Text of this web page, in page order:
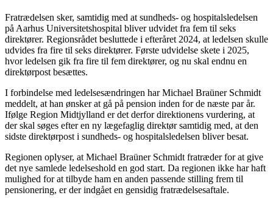
Fratrædelsen sker, samtidig med at sundheds- og hospitalsledelsen
på Aarhus Universitetshospital bliver udvidet fra fem til seks
direktører. Regionsrådet besluttede i efteråret 2024, at ledelsen skulle
udvides fra fire til seks direktører. Første udvidelse skete i 2025,
hvor ledelsen gik fra fire til fem direktører, og nu skal endnu en
direktørpost besættes.
I forbindelse med ledelsesændringen har Michael Braüner Schmidt
meddelt, at han ønsker at gå på pension inden for de næste par år.
Ifølge Region Midtjylland er det derfor direktionens vurdering, at
der skal søges efter en ny lægefaglig direktør samtidig med, at den
sidste direktørpost i sundheds- og hospitalsledelsen bliver besat.
Regionen oplyser, at Michael Braüner Schmidt fratræder for at give
det nye samlede ledelseshold en god start. Da regionen ikke har haft
mulighed for at tilbyde ham en anden passende stilling frem til
pensionering, er der indgået en gensidig fratrædelsesaftale.